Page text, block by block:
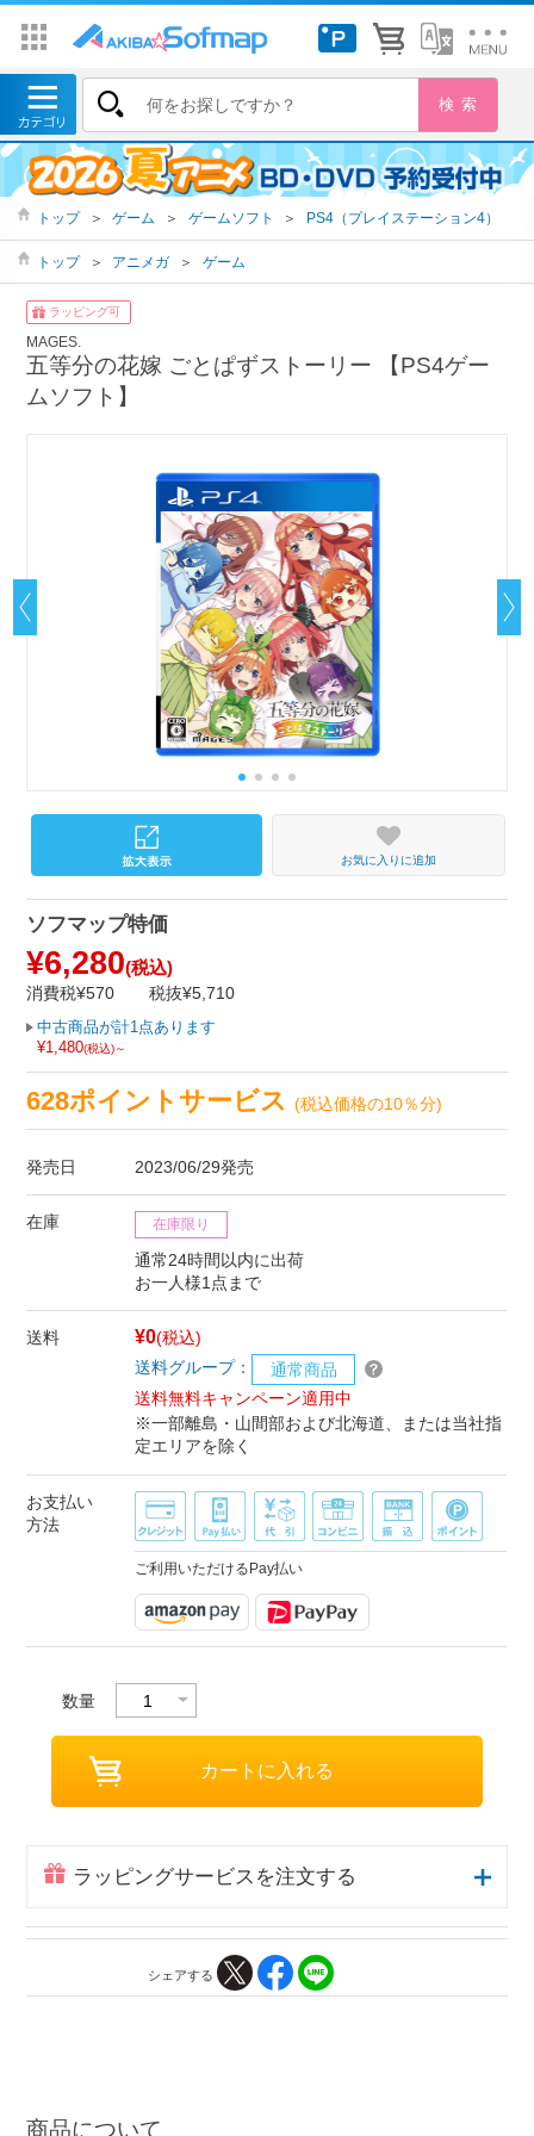
トップ ＞ ゲーム ＞ ゲームソフト ＞ PS4（プレイステーション4）
トップ ＞ アニメガ ＞ ゲーム
ラッピング可
MAGES.
五等分の花嫁 ごとぱずストーリー 【PS4ゲー
ムソフト】
お気に入りに追加
ソフマップ特価
¥6,280(税込)
消費税¥570 税抜¥5,710
中古商品が計1点あります
¥1,480(税込)～
628ポイントサービス(税込価格の10％分)
発売日 2023/06/29発売
在庫 在庫限り
通常24時間以内に出荷
お一人様1点まで
送料 ¥0(税込)
送料グループ：
通常商品
送料無料キャンペーン適用中
※一部離島・山間部および北海道、または当社指
定エリアを除く
お支払い
方法
ご利用いただけるPay払い
数量
ラッピングサービスを注文する
シェアする
商品について